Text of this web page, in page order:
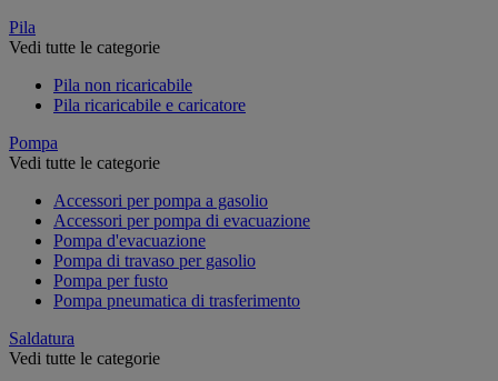
Pila
Vedi tutte le categorie
Pila non ricaricabile
Pila ricaricabile e caricatore
Pompa
Vedi tutte le categorie
Accessori per pompa a gasolio
Accessori per pompa di evacuazione
Pompa d'evacuazione
Pompa di travaso per gasolio
Pompa per fusto
Pompa pneumatica di trasferimento
Saldatura
Vedi tutte le categorie